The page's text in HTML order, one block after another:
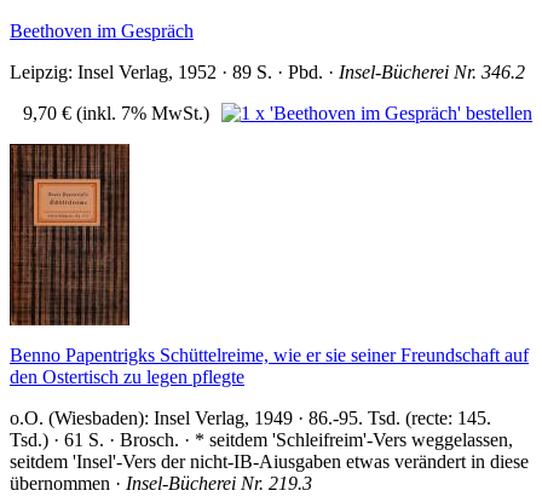
Beethoven im Gespräch
Leipzig: Insel Verlag, 1952 · 89 S. · Pbd. · Insel-Bücherei Nr. 346.2
9,70 € (inkl. 7% MwSt.)
Benno Papentrigks Schüttelreime, wie er sie seiner Freundschaft auf
den Ostertisch zu legen pflegte
o.O. (Wiesbaden): Insel Verlag, 1949 · 86.-95. Tsd. (recte: 145.
Tsd.) · 61 S. · Brosch. · * seitdem 'Schleifreim'-Vers weggelassen,
seitdem 'Insel'-Vers der nicht-IB-Aiusgaben etwas verändert in diese
übernommen · Insel-Bücherei Nr. 219.3